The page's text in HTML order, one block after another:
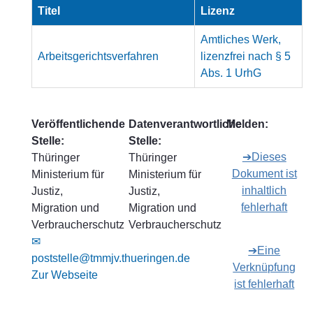
Titel Lizenz
Arbeitsgerichtsverfahren
Amtliches Werk,
lizenzfrei nach § 5
Abs. 1 UrhG
Veröffentlichende
Stelle:
Thüringer
Ministerium für
Justiz,
Migration und
Verbraucherschutz
✉
poststelle@tmmjv.thueringen.de
Zur Webseite
Datenverantwortliche
Stelle:
Thüringer
Ministerium für
Justiz,
Migration und
Verbraucherschutz
Melden:
➔Dieses
Dokument ist
inhaltlich
fehlerhaft
➔Eine
Verknüpfung
ist fehlerhaft